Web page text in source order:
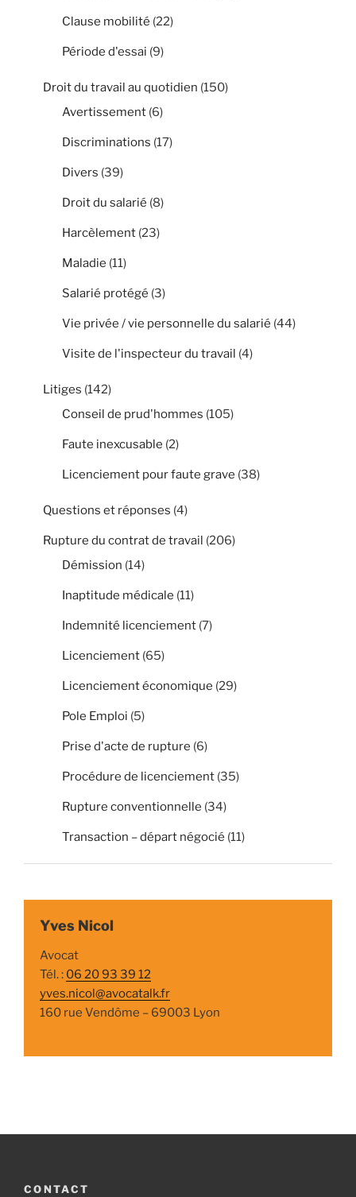
Clause mobilité (22)
Période d'essai (9)
Droit du travail au quotidien (150)
Avertissement (6)
Discriminations (17)
Divers (39)
Droit du salarié (8)
Harcèlement (23)
Maladie (11)
Salarié protégé (3)
Vie privée / vie personnelle du salarié (44)
Visite de l'inspecteur du travail (4)
Litiges (142)
Conseil de prud'hommes (105)
Faute inexcusable (2)
Licenciement pour faute grave (38)
Questions et réponses (4)
Rupture du contrat de travail (206)
Démission (14)
Inaptitude médicale (11)
Indemnité licenciement (7)
Licenciement (65)
Licenciement économique (29)
Pole Emploi (5)
Prise d'acte de rupture (6)
Procédure de licenciement (35)
Rupture conventionnelle (34)
Transaction – départ négocié (11)
Yves Nicol
Avocat
Tél. : 06 20 93 39 12
yves.nicol@avocatalk.fr
160 rue Vendôme – 69003 Lyon
CONTACT